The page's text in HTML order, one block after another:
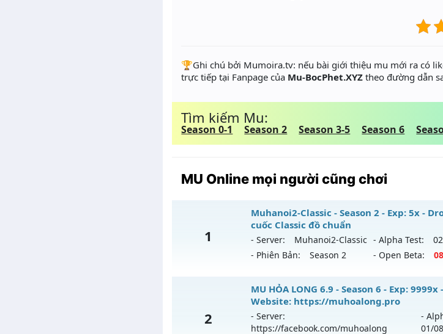
️🏆Ghi chú bởi Mumoira.tv: nếu bài giới thiệu mu mới ra có
trực tiếp tại Fanpage của Mu-BocPhet.XYZ theo đường dẫn
Tìm kiếm Mu:
Season 0-1 Season 2 Season 3-5 Season 6
MU Online mọi người cũng chơi
1
Muhanoi2-Classic - Season 2 - Exp: 5x -
cuốc Classic đồ chuẩn
- Server: Muhanoi2-Classic - Alpha Test:
- Phiên Bản:
Season 2 - Open Beta:
Muhanoi2-Classic - Lối chơi cày cuốc
Mu mới ra tháng 08 2026 - Mở máy chủ
08/08/2626
2
MU HỎA LONG 6.9 - Season 6 - Exp:
Website: https://muhoalong.pro
- Server:
https://facebook.com/muhoalong
-
01/